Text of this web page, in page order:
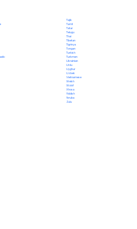
Tajik
Tamil
Tatar
Telugu
Thai
Tibetan
Tigrinya
Tongan
Turkish
Turkmen
Ukrainian
Urdu
Uyghur
Uzbek
Vietnamese
Welsh
Wolof
Xhosa
Yiddish
Yoruba
Zulu